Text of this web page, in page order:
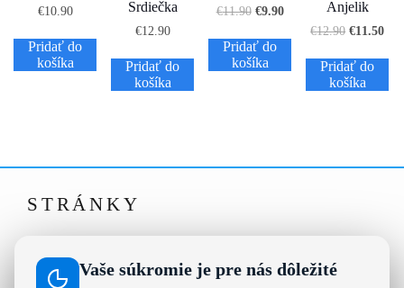
€10.90
Pridať do
košíka
Srdiečka
€12.90
Pridať do
košíka
€11.90 €9.90
Pridať do
košíka
Anjelik
€12.90 €11.50
Pridať do
košíka
STRÁNKY
Ausis.skVaše súkromie je pre nás dôležité